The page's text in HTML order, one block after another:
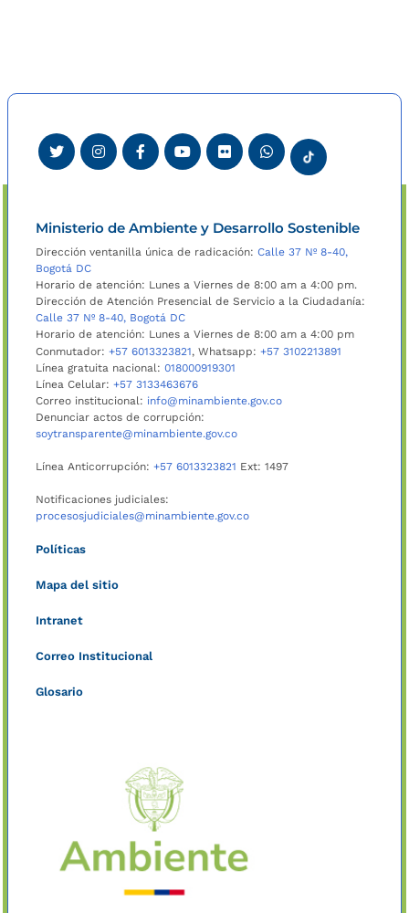
Ministerio de Ambiente y Desarrollo Sostenible
Dirección ventanilla única de radicación: Calle 37 Nº 8-40,
Bogotá DC
Horario de atención: Lunes a Viernes de 8:00 am a 4:00 pm.
Dirección de Atención Presencial de Servicio a la Ciudadanía:
Calle 37 Nº 8-40, Bogotá DC
Horario de atención: Lunes a Viernes de 8:00 am a 4:00 pm
Conmutador: +57 6013323821, Whatsapp: +57 3102213891
Línea gratuita nacional: 018000919301
Línea Celular: +57 3133463676
Correo institucional: info@minambiente.gov.co
Denunciar actos de corrupción:
soytransparente@minambiente.gov.co
Línea Anticorrupción: +57 6013323821 Ext: 1497
Notificaciones judiciales:
procesosjudiciales@minambiente.gov.co
Políticas
Mapa del sitio
Intranet
Correo Institucional
Glosario